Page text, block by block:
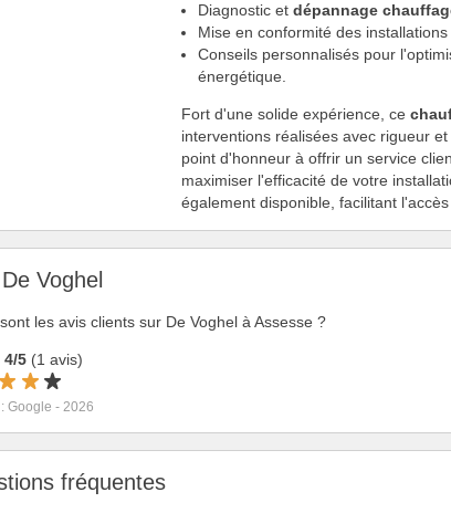
Diagnostic etdépannage
Mise en conformité des
Conseils personnalisés pour
énergétique.
Fort d'une solide expérience, ce
interventions réalisées avec rigueur
point d'honneur à offrir un service
maximiser l'efficacité de votre
également disponible, facilitant
Voghel
les avis clients sur De Voghel à Assesse ?
4/5 (1 avis)
Google - 2026
fréquentes